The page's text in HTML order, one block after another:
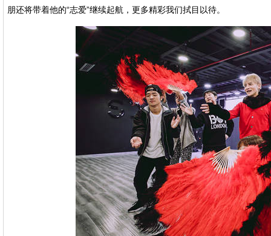
朋还将带着他的“志爱”继续起航，更多精彩我们拭目以待。